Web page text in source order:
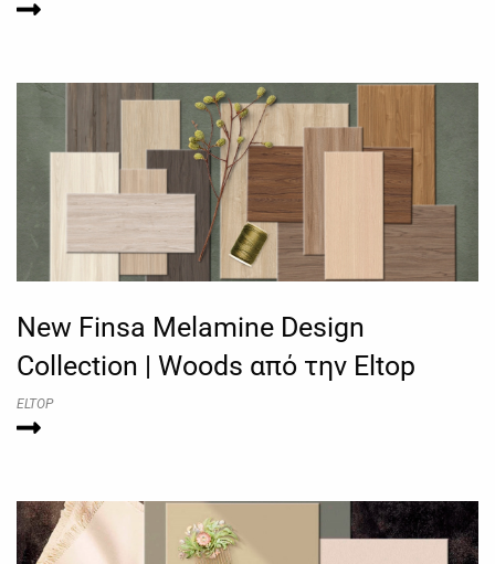
New Finsa Melamine Design
Collection | Woods από την Eltop
ELTOP